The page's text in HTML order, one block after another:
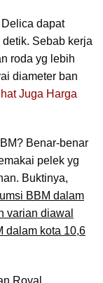
dapat
Sebab kerja
roda yg lebih
diameter ban
Juga Harga
Benar-benar
pelek yg
Buktinya,
BBM dalam
varian diawal
dalam kota 10,6